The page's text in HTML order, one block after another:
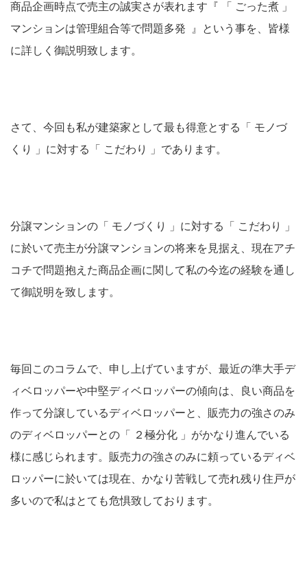
商品企画時点で売主の誠実さが表れます『 「 ごった煮 」
マンションは管理組合等で問題多発 』という事を、皆様
に詳しく御説明致します。
さて、今回も私が建築家として最も得意とする「 モノづ
くり 」に対する「 こだわり 」であります。
分譲マンションの「 モノづくり 」に対する「 こだわり 」
に於いて売主が分譲マンションの将来を見据え、現在アチ
コチで問題抱えた商品企画に関して私の今迄の経験を通し
て御説明を致します。
毎回このコラムで、申し上げていますが、最近の準大手デ
ィベロッパーや中堅ディベロッパーの傾向は、良い商品を
作って分譲しているディベロッパーと、販売力の強さのみ
のディベロッパーとの「 ２極分化 」がかなり進んでいる
様に感じられます。販売力の強さのみに頼っているディベ
ロッパーに於いては現在、かなり苦戦して売れ残り住戸が
多いので私はとても危惧致しております。